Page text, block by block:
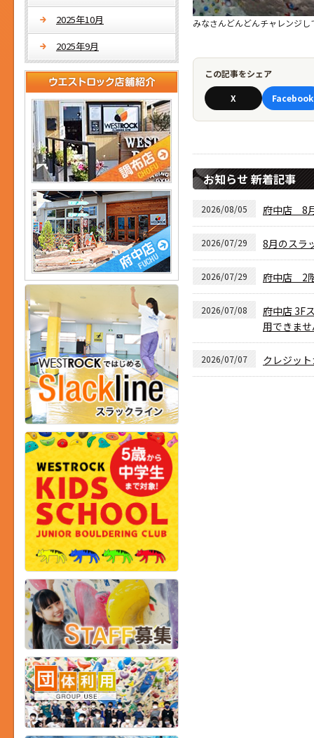
みなさんどんどんチャレンジ
この記事をシェア
X Facebook
お知らせ 新着記事
2026/08/05 府中店 8
2026/07/29 8月のスラ
2026/07/29 府中店 2
2026/07/08
府中店 3F
用できま
2026/07/07 クレジッ
2025年10月
2025年9月